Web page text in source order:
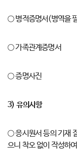
○ 병적증명서(병역을
○ 가족관계증명서
○ 증명사진
3) 유의사항
○ 응시원서 등의 기재
으니 착오 없이 작성하